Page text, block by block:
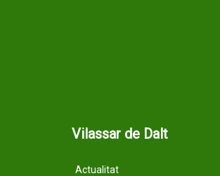
Vilassar de Dalt
Actualitat